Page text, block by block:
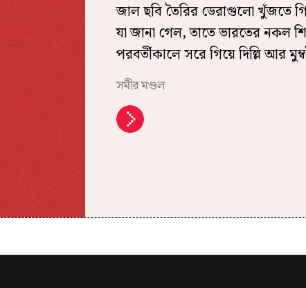
জাল ছবি তৈরির ডেরাগুলো খুঁজতে
যা জানা গেল, তাতে ভারতের নকল
পরবর্তীকালে সরে গিয়ে দিল্লি আর
সমীর মণ্ডল